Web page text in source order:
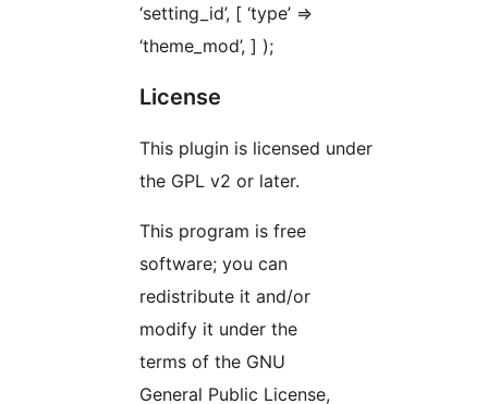
‘setting_id’, [ ‘type’ =>
‘theme_mod’, ] );
License
This plugin is licensed under
the GPL v2 or later.
This program is free
software; you can
redistribute it and/or
modify it under the
terms of the GNU
General Public License,